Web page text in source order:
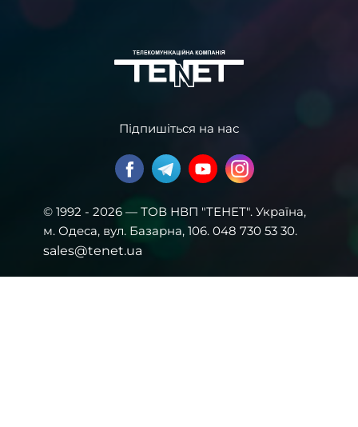
Підпишіться на нас
© 1992 - 2026 — ТОВ НВП "ТЕНЕТ". Українa,
м. Одеса, вул. Базарна, 106. 048 730 53 30.
sales@tenet.ua